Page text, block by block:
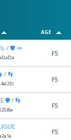
AGE
🔩 / 🛡️ 🥕
F5
/ 👣
F5
🛡️ / 👣
F5
F5